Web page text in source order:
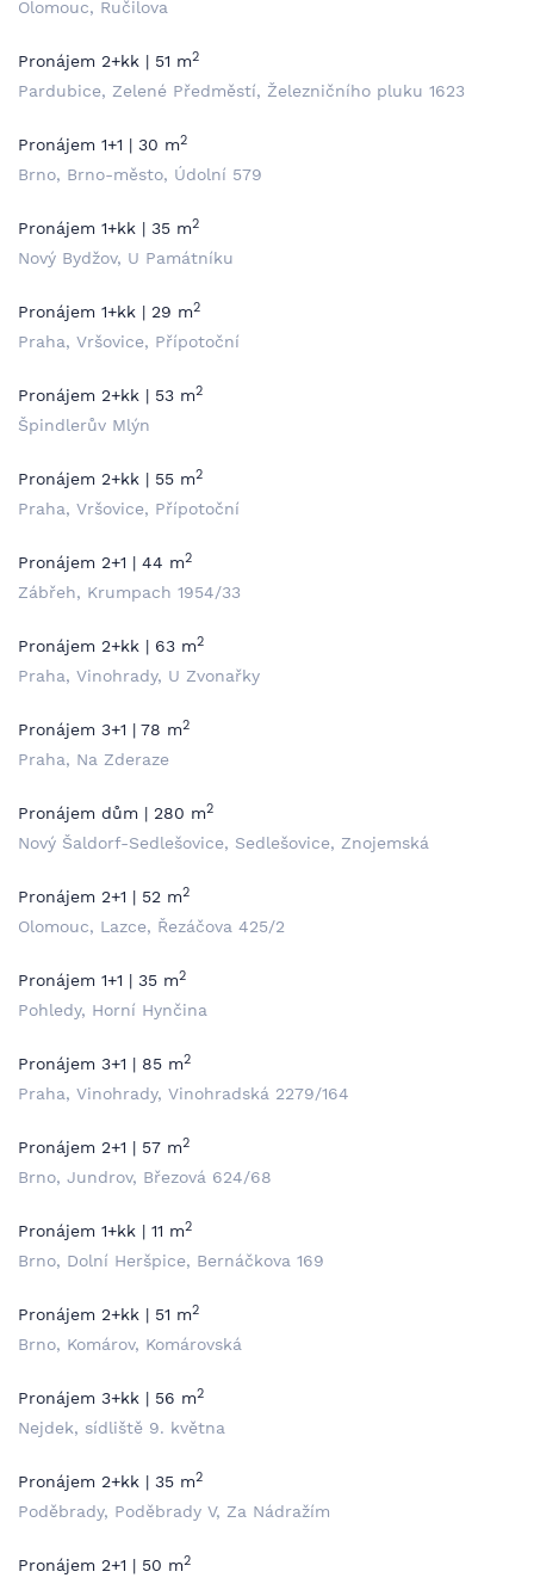
Olomouc, Ručilova
Pronájem 2+kk | 51 m2
Pardubice, Zelené Předměstí, Železničního pluku 1623
Pronájem 1+1 | 30 m2
Brno, Brno-město, Údolní 579
Pronájem 1+kk | 35 m2
Nový Bydžov, U Památníku
Pronájem 1+kk | 29 m2
Praha, Vršovice, Přípotoční
Pronájem 2+kk | 53 m2
Špindlerův Mlýn
Pronájem 2+kk | 55 m2
Praha, Vršovice, Přípotoční
Pronájem 2+1 | 44 m2
Zábřeh, Krumpach 1954/33
Pronájem 2+kk | 63 m2
Praha, Vinohrady, U Zvonařky
Pronájem 3+1 | 78 m2
Praha, Na Zderaze
Pronájem dům | 280 m2
Nový Šaldorf-Sedlešovice, Sedlešovice, Znojemská
Pronájem 2+1 | 52 m2
Olomouc, Lazce, Řezáčova 425/2
Pronájem 1+1 | 35 m2
Pohledy, Horní Hynčina
Pronájem 3+1 | 85 m2
Praha, Vinohrady, Vinohradská 2279/164
Pronájem 2+1 | 57 m2
Brno, Jundrov, Březová 624/68
Pronájem 1+kk | 11 m2
Brno, Dolní Heršpice, Bernáčkova 169
Pronájem 2+kk | 51 m2
Brno, Komárov, Komárovská
Pronájem 3+kk | 56 m2
Nejdek, sídliště 9. května
Pronájem 2+kk | 35 m2
Poděbrady, Poděbrady V, Za Nádražím
Pronájem 2+1 | 50 m2